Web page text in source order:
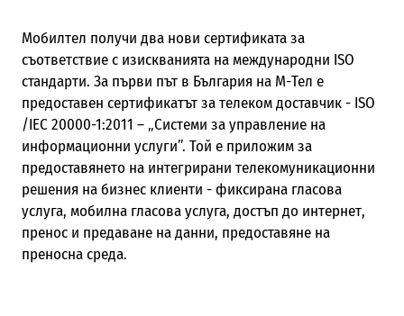
Мобилтел получи два нови сертификата за
съответствие с изискванията на международни ISO
стандарти. За първи път в България на М-Тел е
предоставен сертификатът за телеком доставчик - ISO
/IEC 20000-1:2011 – „Системи за управление на
информационни услуги”. Той е приложим за
предоставянето на интегрирани телекомуникационни
решения на бизнес клиенти - фиксирана гласова
услуга, мобилна гласова услуга, достъп до интернет,
пренос и предаване на данни, предоставяне на
преносна среда.